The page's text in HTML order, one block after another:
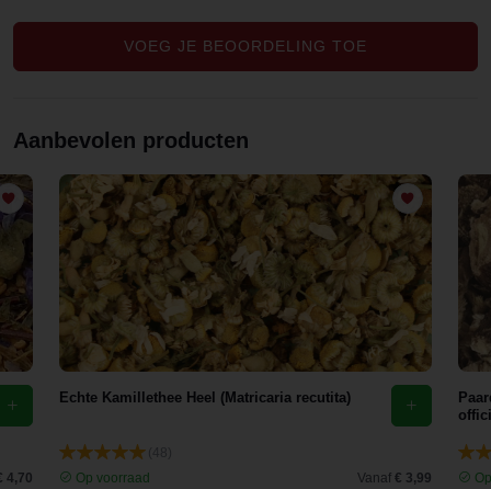
mijn
kreeg ik er
ook nog
eens een
gratis
sample bij.
Gewoon
aanrader.
VOEG JE BEOORDELING TOE
Aanbevolen producten
4,70
Echte Kamillethee Heel (Matricaria recutita)
Op voorraad
Vanaf € 3,99